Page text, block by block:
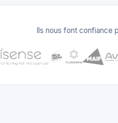
Ils nous font confiance